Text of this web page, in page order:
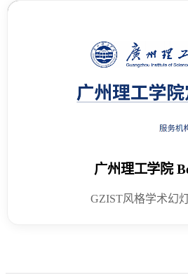
广州理工学院
GZIST风格学术幻